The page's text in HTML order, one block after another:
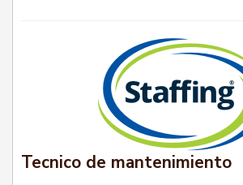
Tecnico de mantenimiento